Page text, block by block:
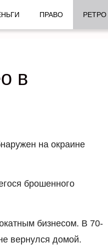
ПРАВО РЕТРО
в
на окраине
брошенного
бизнесом. В 70-
вернулся домой.